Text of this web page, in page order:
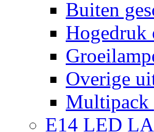
Buiten
Hogedruk
Overige
Multipack
E14 LED